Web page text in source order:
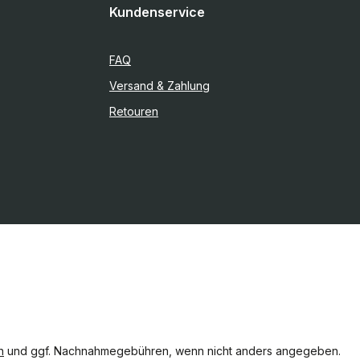
Kundenservice
FAQ
Versand & Zahlung
Retouren
und ggf. Nachnahmegebühren, wenn nicht anders angegeben.